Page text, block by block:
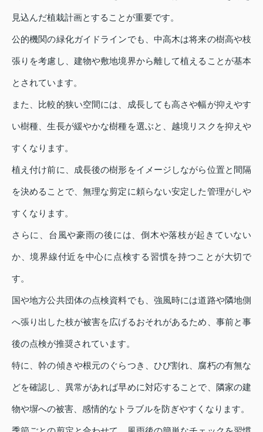
見込んだ植栽計画とすることが重要です。
公的機関の緑化ガイドラインでも、中高木は将来の樹高や枝
張りを考慮し、建物や敷地境界から離して植えることが基本
とされています。
また、比較的狭い空間には、成長しても高さや幅が抑えやす
い樹種、生長が緩やかな樹種を選ぶと、越境リスクを抑えや
すくなります。
植え付け前に、成長後の樹形をイメージしながら位置と間隔
を決めることで、無理な剪定に頼らない安定した管理がしや
すくなります。
さらに、台風や豪雨の後には、倒木や落枝が起きていない
か、境界線付近を中心に点検する習慣を持つことが大切で
す。
国や地方公共団体の点検資料でも、強風時には道路や隣地側
へ張り出した枝が被害を広げるおそれがあるため、事前と事
後の点検が推奨されています。
特に、幹の傾きや根元のぐらつき、ひび割れ、腐朽の有無な
どを確認し、異常があれば早めに対応することで、隣家の建
物や塀への被害、感情的なトラブルを防ぎやすくなります。